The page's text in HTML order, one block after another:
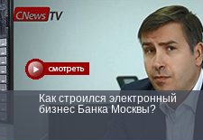
Как строился электронный
бизнес Банка Москвы?